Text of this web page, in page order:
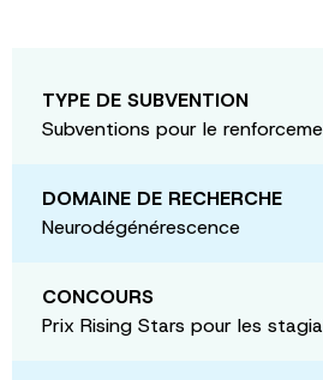
TYPE DE SUBVENTION
Subventions pour le
DOMAINE DE RECHERCHE
Neurodégénérescence
CONCOURS
Prix Rising Stars pour les